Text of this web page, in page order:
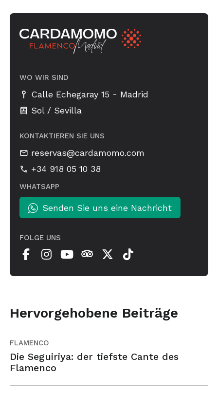
WO WIR SIND
Calle Echegaray 15 - Madrid
Sol / Sevilla
KONTAKTIEREN SIE UNS
reservas@cardamomo.com
+34 918 05 10 38
WHATSAPP
Senden Sie uns eine Nachricht
FOLGE UNS
Hervorgehobene Beiträge
FLAMENCO
Die Seguiriya: der tiefste Cante des
Flamenco